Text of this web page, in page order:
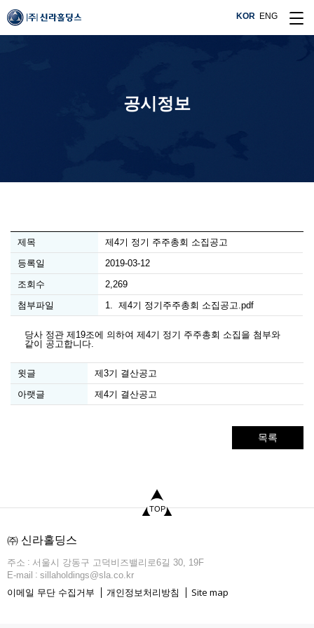
KOR ENG
공시정보
제목
제4기 정기 주주총회 소집공고
등록일
2019-03-12
조회수
2,269
첨부파일
1. 제4기 정기주주총회 소집공고.pdf
당사 정관 제19조에 의하여 제4기 정기 주주총회 소집을 첨부와
같이 공고합니다.
윗글
제3기 결산공고
아랫글
제4기 결산공고
목록
㈜ 신라홀딩스
주소
서울시 강동구 고덕비즈밸리로6길 30, 19F
E-mail
sillaholdings@sla.co.kr
이메일 무단 수집거부
개인정보처리방침 Site map
TOP